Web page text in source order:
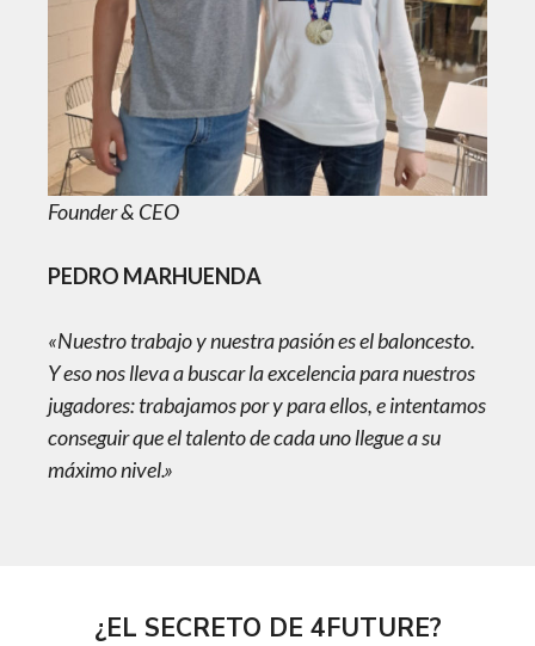
Founder & CEO
PEDRO MARHUENDA
«Nuestro trabajo y nuestra pasión es el baloncesto.
Y eso nos lleva a buscar la excelencia para nuestros
jugadores: trabajamos por y para ellos, e intentamos
conseguir que el talento de cada uno llegue a su
máximo nivel.»
¿EL SECRETO DE 4FUTURE?